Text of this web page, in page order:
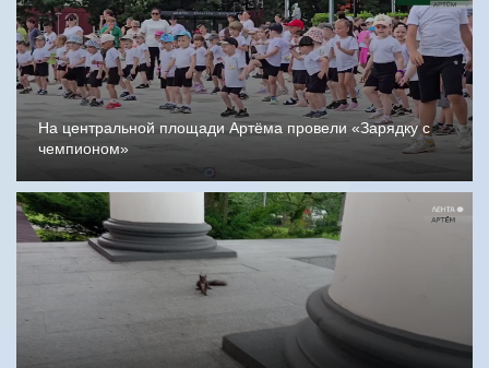
На центральной площади Артёма провели «Зарядку с
чемпионом»